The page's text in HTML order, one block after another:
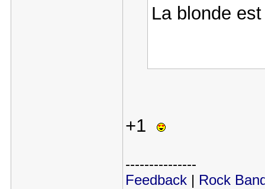
La blonde
+1
---------------
Feedback| Rock